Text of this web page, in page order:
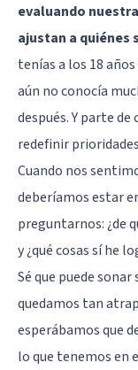
evaluando
ajustan a quiénes
tenías a los 18
aún no conocía
después. Y parte
redefinir
Cuando nos
deberíamos estar
preguntarnos: ¿de
y ¿qué cosas sí he
Sé que puede
quedamos tan
esperábamos que
lo que tenemos en